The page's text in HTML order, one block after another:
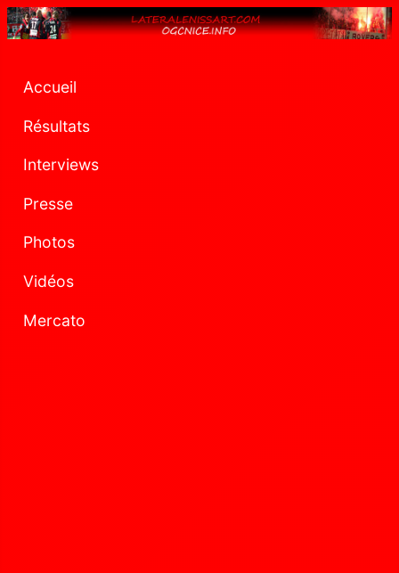
Accueil
Résultats
Interviews
Presse
Photos
Vidéos
Mercato